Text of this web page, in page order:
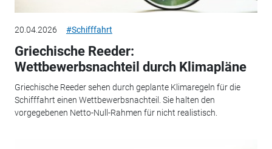
20.04.2026 #Schifffahrt
Griechische Reeder:
Wettbewerbsnachteil durch Klimapläne
Griechische Reeder sehen durch geplante Klimaregeln für die
Schifffahrt einen Wettbewerbsnachteil. Sie halten den
vorgegebenen Netto-Null-Rahmen für nicht realistisch.